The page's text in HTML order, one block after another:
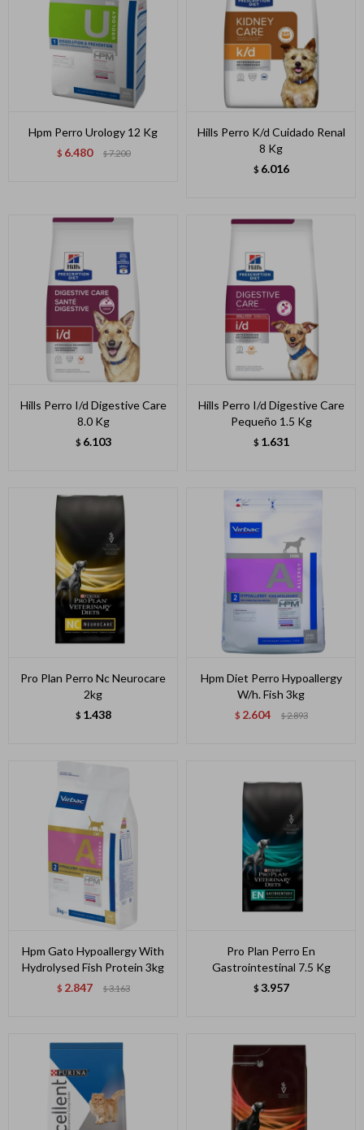
Hpm Perro Urology 12 Kg
$ 6.480 $7.200
Hills Perro K/d Cuidado Renal
8 Kg
$ 6.016
Hills Perro I/d Digestive Care
8.0 Kg
$ 6.103
Hills Perro I/d Digestive Care
Pequeño 1.5 Kg
$ 1.631
Pro Plan Perro Nc Neurocare
2kg
$ 1.438
Hpm Diet Perro Hypoallergy
W/h. Fish 3kg
$ 2.604 $2.893
Hpm Gato Hypoallergy With
Hydrolysed Fish Protein 3kg
$ 2.847 $3.163
Pro Plan Perro En
Gastrointestinal 7.5 Kg
$ 3.957